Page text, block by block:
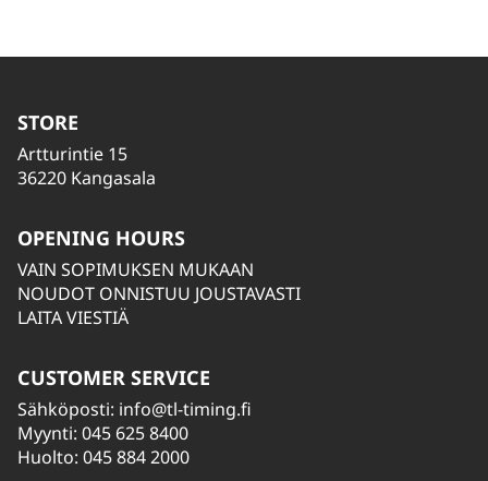
STORE
Artturintie 15
36220 Kangasala
OPENING HOURS
VAIN SOPIMUKSEN MUKAAN
NOUDOT ONNISTUU JOUSTAVASTI
LAITA VIESTIÄ
CUSTOMER SERVICE
Sähköposti: info@tl-timing.fi
Myynti: 045 625 8400
Huolto: 045 884 2000